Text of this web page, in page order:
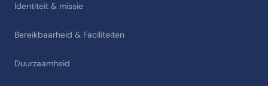
Identiteit & missie
Bereikbaarheid & Faciliteiten
Duurzaamheid